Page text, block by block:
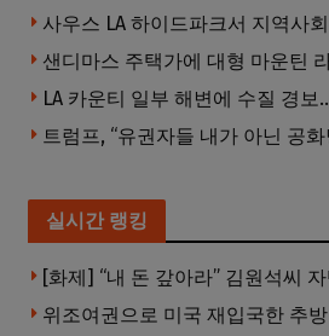
샌디마스 주택가에 대형 마운틴
트럼프, “유권자들 내가 아닌 공
실시간 랭킹